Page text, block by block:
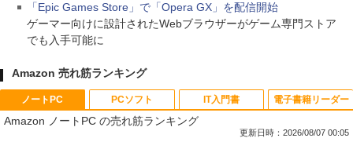
「Epic Games Store」で「Opera GX」を配信開始
ゲーマー向けに設計されたWebブラウザーがゲーム専門ストア
でも入手可能に
Amazon 売れ筋ランキング
ノートPC
Amazon ノートPC の売れ筋ランキング
更新日時：2026/08/07 00:05
PCソフト IT入門書 電子書籍リーダー